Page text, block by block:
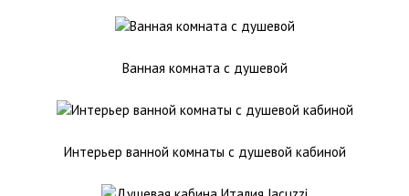
Ванная комната с душевой
Интерьер ванной комнаты с душевой кабиной